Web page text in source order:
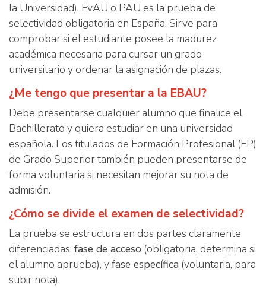
la Universidad), EvAU o PAU es la prueba de
selectividad obligatoria en España. Sirve para
comprobar si el estudiante posee la madurez
académica necesaria para cursar un grado
universitario y ordenar la asignación de plazas.
¿Me tengo que presentar a la EBAU?
Debe presentarse cualquier alumno que finalice el
Bachillerato y quiera estudiar en una universidad
española. Los titulados de Formación Profesional (FP)
de Grado Superior también pueden presentarse de
forma voluntaria si necesitan mejorar su nota de
admisión.
¿Cómo se divide el examen de selectividad?
La prueba se estructura en dos partes claramente
diferenciadas: fase de acceso (obligatoria, determina si
el alumno aprueba), yfase específica (voluntaria, para
subir nota).